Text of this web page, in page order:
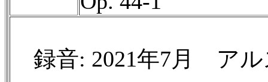
録音: 2021年7月 アル